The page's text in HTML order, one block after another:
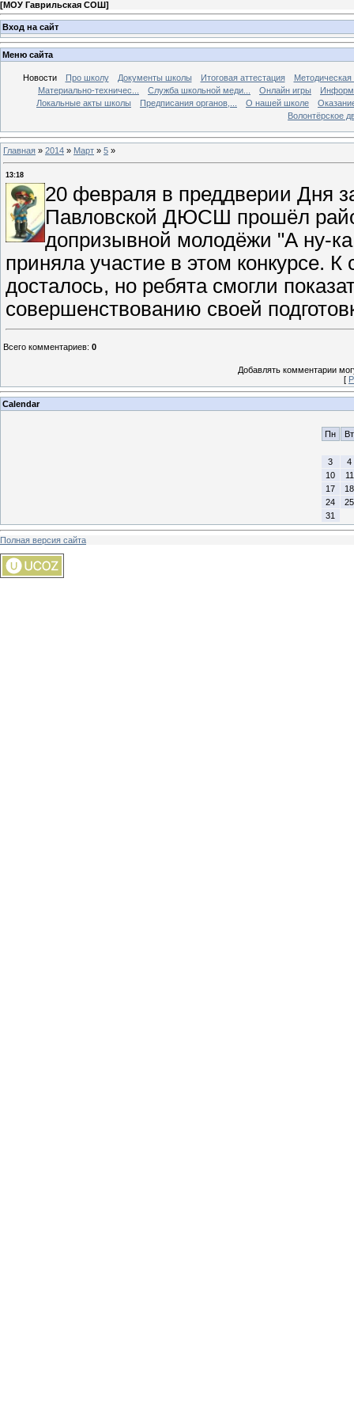
[МОУ Гаврильская СОШ]
Вход на сайт
Меню сайта
Новости Про школу Документы школы Итоговая аттестация
Методическая
Материально-техничес...
Служба школьной меди... Онлайн игры
Локальные акты школы
Предписания органов,... О нашей школе
Волонтёрское
Главная » 2014 » Март » 5 »
13:18
20 февраля в преддверии Дня
Павловской ДЮСШ прошёл
допризывной молодёжи "А ну-
приняла участие в этом конкурсе.
досталось, но ребята смогли
совершенствованию своей
Всего комментариев: 0
Добавлять комментарии
[
Calendar
Пн Вт
3
4
10
11
17
18
24
25
31
Полная версия сайта